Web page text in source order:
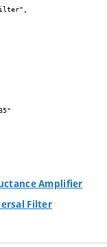
Amplifier
Filter